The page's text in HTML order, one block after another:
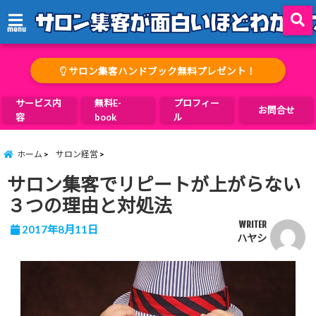
menu
サロン集客ハンドブック無料プレゼント！
サービス内
容
無料E-
book
プロフィー
ル
お問合せ
ホーム サロン経営
サロン集客でリピートが上がらない
３つの理由と対処法
2017年8月11日 WRITER
ハヤシ